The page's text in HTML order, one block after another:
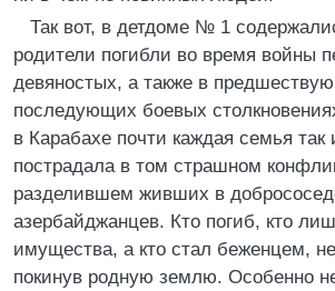
Так вот, в детдоме № 1
родители погибли во время войны
девяностых, а также в
последующих боевых
в Карабахе почти каждая семья так
пострадала в том страшном
разделившем живших в
азербайджанцев. Кто погиб, кто
имущества, а кто стал беженцем,
покинув родную землю. Особенно